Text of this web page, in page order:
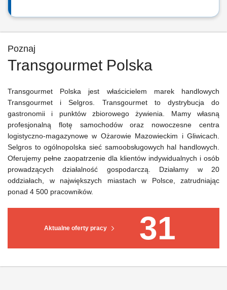
Poznaj
Transgourmet Polska
Aktualne oferty pracy 31
Transgourmet Polska jest właścicielem marek handlowych
Transgourmet i Selgros. Transgourmet to dystrybucja do
gastronomii i punktów zbiorowego żywienia. Mamy własną
profesjonalną flotę samochodów oraz nowoczesne centra
logistyczno-magazynowe w Ożarowie Mazowieckim i Gliwicach.
Selgros to ogólnopolska sieć samoobsługowych hal handlowych.
Oferujemy pełne zaopatrzenie dla klientów indywidualnych i osób
prowadzących działalność gospodarczą. Działamy w 20
oddziałach, w największych miastach w Polsce, zatrudniając
ponad 4 500 pracowników.